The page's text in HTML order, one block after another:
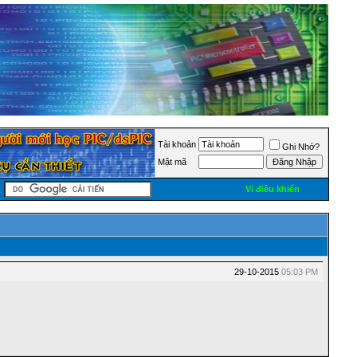
Tài khoản
Ghi Nhớ?
Mật mã
Vi điều khiển
29-10-2015 05:03 PM